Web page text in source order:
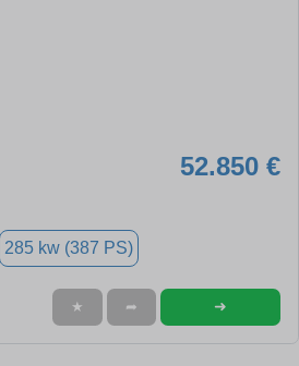
52.850 €
285 kw (387 PS)
★ ➦ ➜